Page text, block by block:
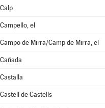
Calp
Campello, el
Campo de Mirra/Camp de Mirra, el
Cañada
Castalla
Castell de Castells